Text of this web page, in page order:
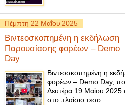
Πέμπτη 22 Μαΐου 2025
Βιντεοσκοπημένη η εκδήλωση
Παρουσίασης φορέων – Demo
Day
Βιντεοσκοπημένη η
φορέων – Demo Day,
Δευτέρα 19 Μαΐου 2025
στο πλαίσιο τεσσ...